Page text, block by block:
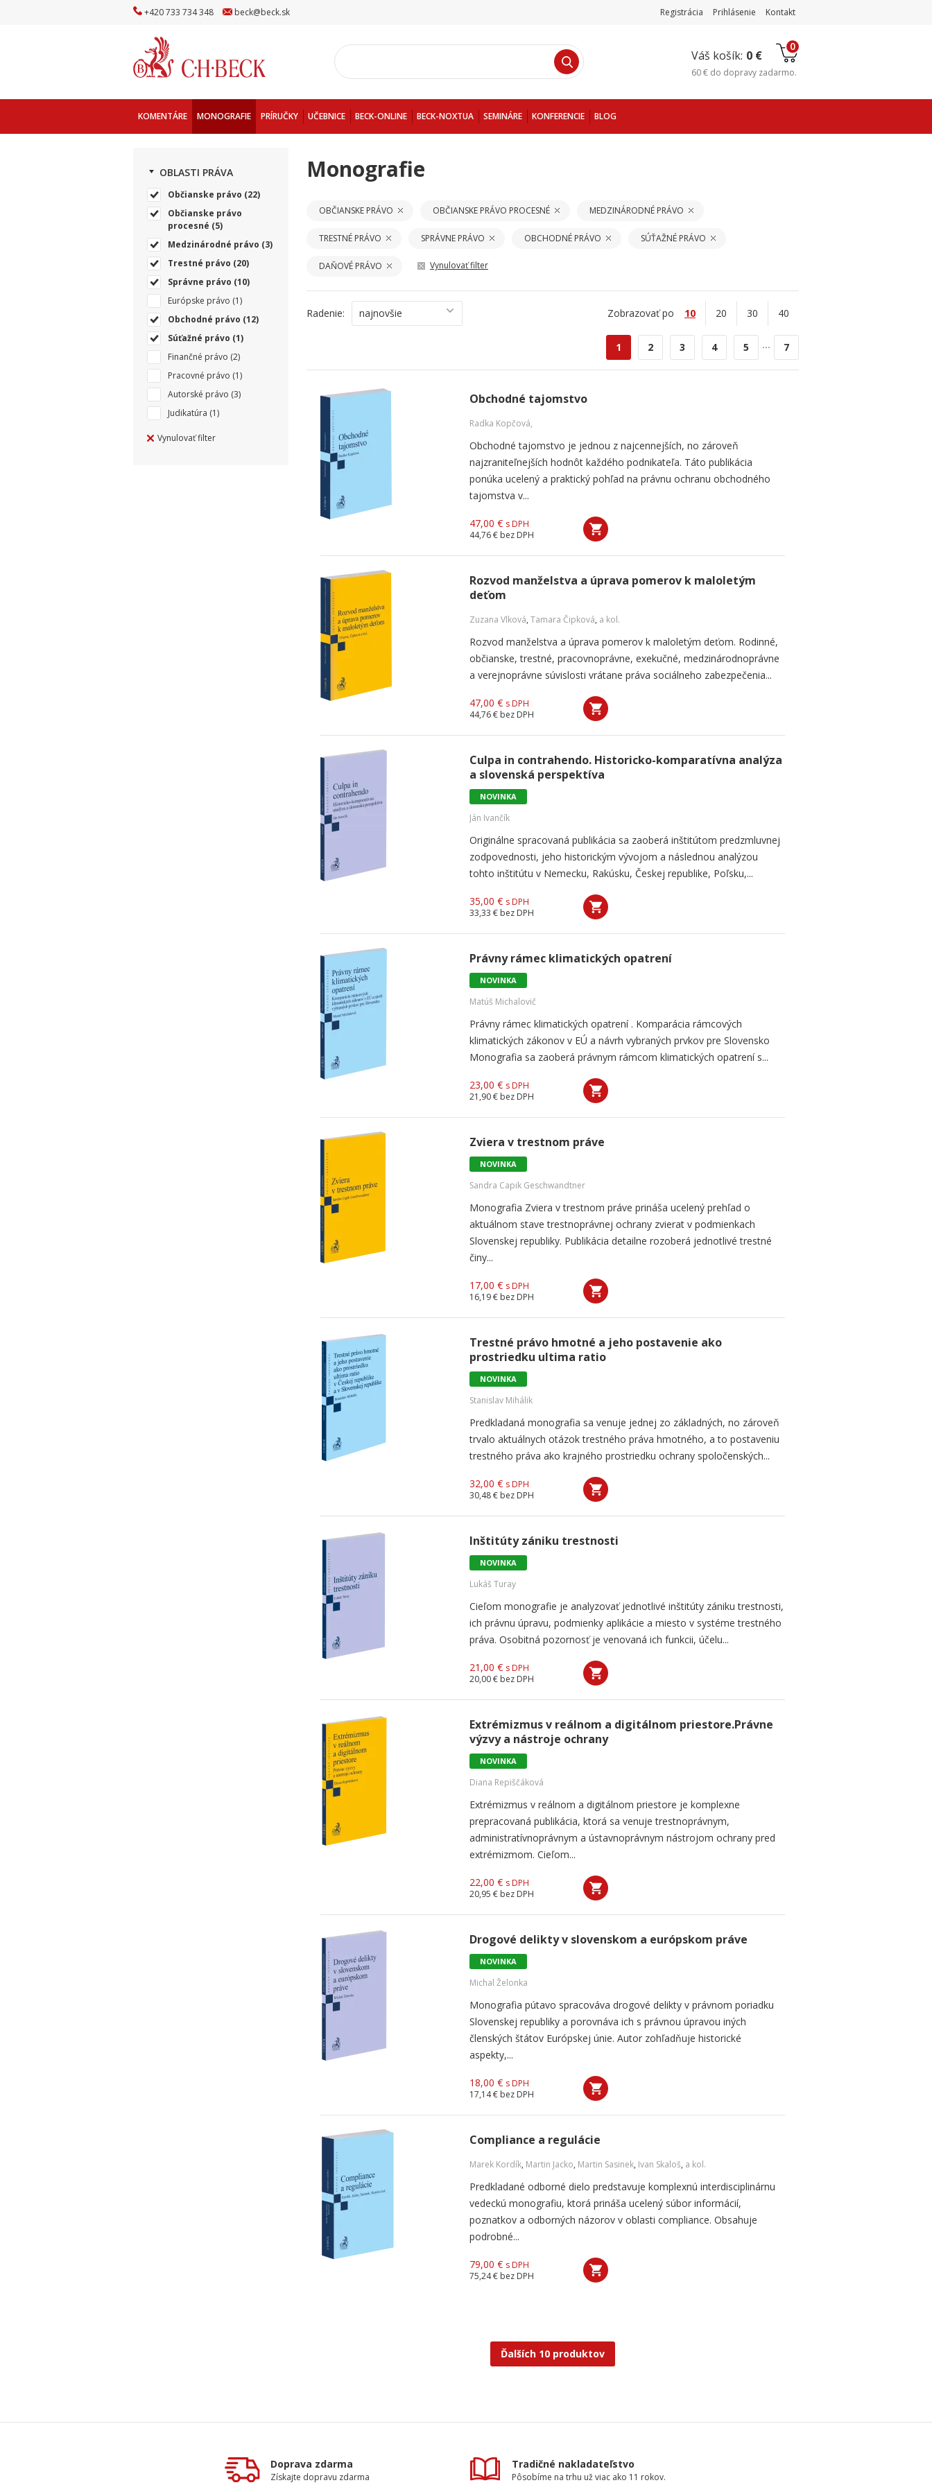
+420733 734348 beck@beck.sk Registrácia Prihlásenie Kontakt
Váš košík: 0 €
0
60 € do dopravy zadarmo.
KOMENTÁRE MONOGRAFIE PRÍRUČKY UČEBNICE BECK-ONLINE BECK-NOXTUA SEMINÁRE KONFERENCIE BLOG
OBLASTI PRÁVA
Občianske právo (22)
Občianske právo
procesné (5)
Medzinárodné právo (3)
Trestné právo (20)
Správne právo (10)
Európske právo (1)
Obchodné právo (12)
Súťažné právo (1)
Finančné právo (2)
Pracovné právo (1)
Autorské právo (3)
Judikatúra (1)
Vynulovať filter
Monografie
OBČIANSKE PRÁVO OBČIANSKE PRÁVO PROCESNÉ MEDZINÁRODNÉ PRÁVO
TRESTNÉ PRÁVO SPRÁVNE PRÁVO OBCHODNÉ PRÁVO SÚŤAŽNÉ PRÁVO
DAŇOVÉ PRÁVO Vynulovať filter
Radenie: najnovšie Zobrazovať po 10 20 30 40
1 2 3 4 5 ... 7
Obchodné tajomstvo
Radka Kopčová,
Obchodné tajomstvo je jednou z najcennejších, no zároveň
najzraniteľnejších hodnôt každého podnikateľa. Táto publikácia
ponúka ucelený a praktický pohľad na právnu ochranu obchodného
tajomstva v...
47,00 € s DPH
44,76 € bez DPH
Rozvod manželstva a úprava pomerov k maloletým
deťom
Zuzana Vlková, Tamara Čipková, a kol.
Rozvod manželstva a úprava pomerov k maloletým deťom. Rodinné,
občianske, trestné, pracovnoprávne, exekučné, medzinárodnoprávne
a verejnoprávne súvislosti vrátane práva sociálneho zabezpečenia...
47,00 € s DPH
44,76 € bez DPH
Culpa in contrahendo. Historicko-komparatívna analýza
a slovenská perspektíva
NOVINKA
Ján Ivančík
Originálne spracovaná publikácia sa zaoberá inštitútom predzmluvnej
zodpovednosti, jeho historickým vývojom a následnou analýzou
tohto inštitútu v Nemecku, Rakúsku, Českej republike, Poľsku,...
35,00 € s DPH
33,33 € bez DPH
Právny rámec klimatických opatrení
NOVINKA
Matúš Michalovič
Právny rámec klimatických opatrení . Komparácia rámcových
klimatických zákonov v EÚ a návrh vybraných prvkov pre Slovensko
Monografia sa zaoberá právnym rámcom klimatických opatrení s...
23,00 € s DPH
21,90 € bez DPH
Zviera v trestnom práve
NOVINKA
Sandra Capik Geschwandtner
Monografia Zviera v trestnom práve prináša ucelený prehľad o
aktuálnom stave trestnoprávnej ochrany zvierat v podmienkach
Slovenskej republiky. Publikácia detailne rozoberá jednotlivé trestné
činy...
17,00 € s DPH
16,19 € bez DPH
Trestné právo hmotné a jeho postavenie ako
prostriedku ultima ratio
NOVINKA
Stanislav Mihálik
Predkladaná monografia sa venuje jednej zo základných, no zároveň
trvalo aktuálnych otázok trestného práva hmotného, a to postaveniu
trestného práva ako krajného prostriedku ochrany spoločenských...
32,00 € s DPH
30,48 € bez DPH
Inštitúty zániku trestnosti
NOVINKA
Lukáš Turay
Cieľom monografie je analyzovať jednotlivé inštitúty zániku trestnosti,
ich právnu úpravu, podmienky aplikácie a miesto v systéme trestného
práva. Osobitná pozornosť je venovaná ich funkcii, účelu...
21,00 € s DPH
20,00 € bez DPH
Extrémizmus v reálnom a digitálnom priestore.Právne
výzvy a nástroje ochrany
NOVINKA
Diana Repiščáková
Extrémizmus v reálnom a digitálnom priestore je komplexne
prepracovaná publikácia, ktorá sa venuje trestnoprávnym,
administratívnoprávnym a ústavnoprávnym nástrojom ochrany pred
extrémizmom. Cieľom...
22,00 € s DPH
20,95 € bez DPH
Drogové delikty v slovenskom a európskom práve
NOVINKA
Michal Želonka
Monografia pútavo spracováva drogové delikty v právnom poriadku
Slovenskej republiky a porovnáva ich s právnou úpravou iných
členských štátov Európskej únie. Autor zohľadňuje historické
aspekty,...
18,00 € s DPH
17,14 € bez DPH
Compliance a regulácie
Marek Kordík, Martin Jacko, Martin Sasinek, Ivan Skaloš, a kol.
Predkladané odborné dielo predstavuje komplexnú interdisciplinárnu
vedeckú monografiu, ktorá prináša ucelený súbor informácií,
poznatkov a odborných názorov v oblasti compliance. Obsahuje
podrobné...
79,00 € s DPH
75,24 € bez DPH
Ďalších 10 produktov
Doprava zdarma
Získajte dopravu zdarma
Tradičné nakladateľstvo
Pôsobíme na trhu už viac ako 11 rokov.